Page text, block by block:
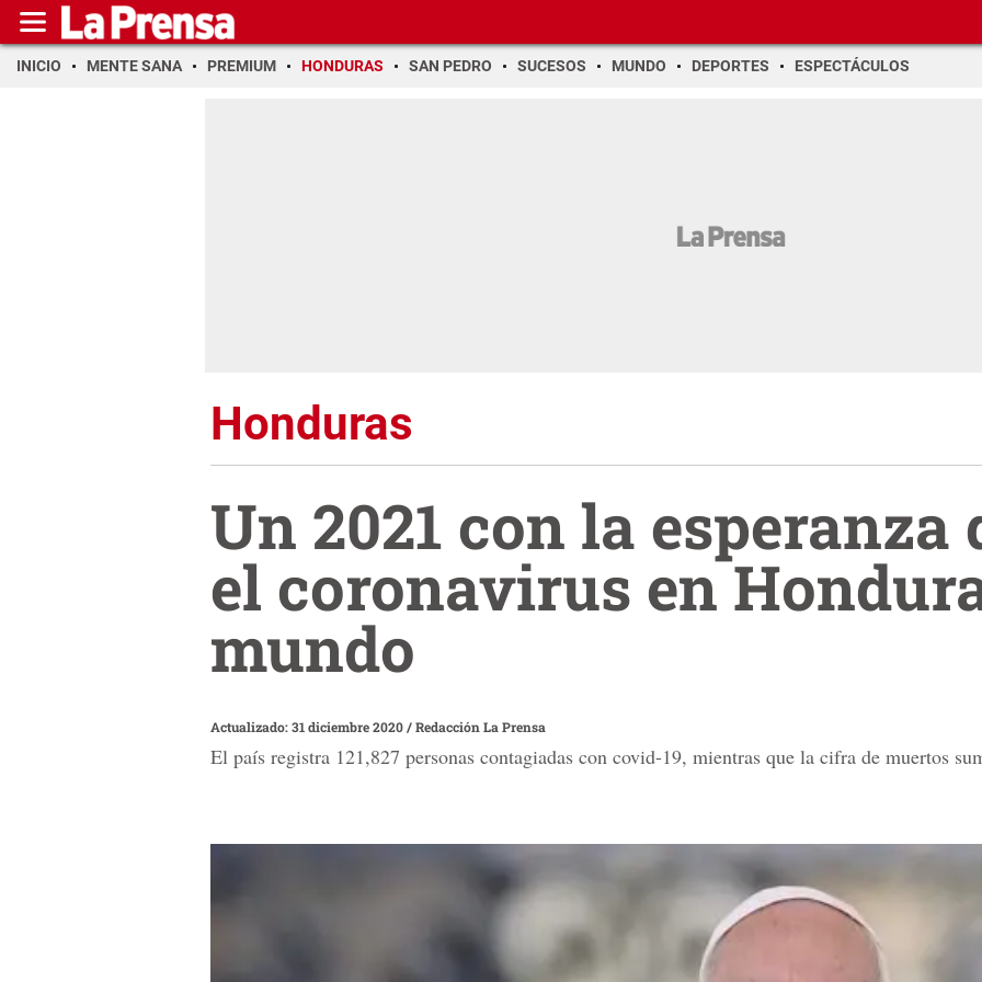
INICIO MENTE SANA PREMIUM HONDURAS SAN PEDRO SUCESOS MUNDO DEPORTES ESPECTÁCULOS
Honduras
Un 2021 con la esperanza
el coronavirus en
mundo
Actualizado: 31 diciembre 2020/Redacción La Prensa
El país registra 121,827 personas contagiadas con covid-19, mientras que la cifra de muertos